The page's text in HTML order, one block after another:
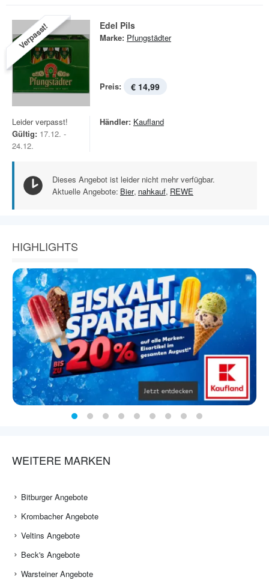
Verpasst! Edel Pils
Marke: Pfungstädter
Preis: € 14,99
Leider verpasst!
Gültig: 17.12. -
24.12.
Händler: Kaufland
Dieses Angebot ist leider nicht mehr verfügbar.
Aktuelle Angebote: Bier, nahkauf, REWE
HIGHLIGHTS
WEITERE MARKEN
Bitburger Angebote
Krombacher Angebote
Veltins Angebote
Beck's Angebote
Warsteiner Angebote